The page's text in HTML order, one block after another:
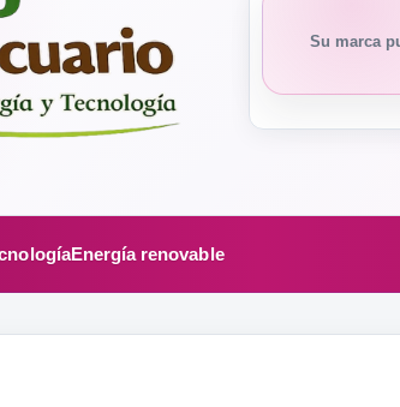
Su marca
Energía renovable